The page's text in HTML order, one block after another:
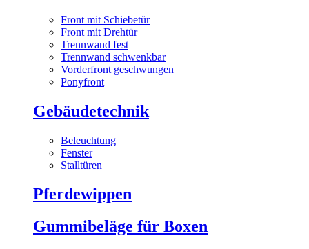
Front mit Schiebetür
Front mit Drehtür
Trennwand fest
Trennwand schwenkbar
Vorderfront geschwungen
Ponyfront
Gebäudetechnik
Beleuchtung
Fenster
Stalltüren
Pferdewippen
Gummibeläge für Boxen